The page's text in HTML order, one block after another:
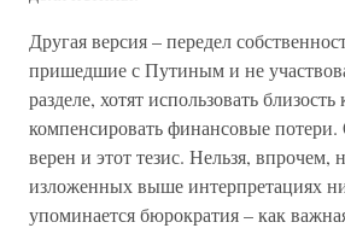
Другая версия – передел
пришедшие с Путиным и не
разделе, хотят использовать близость
компенсировать финансовые
верен и этот тезис. Нельзя, впрочем,
изложенных выше интерпретациях
упоминается бюрократия – как